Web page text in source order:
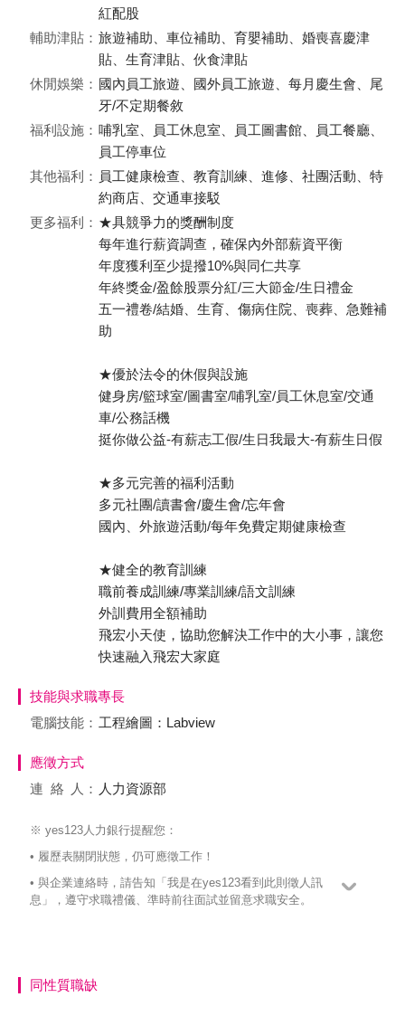
紅配股
輔助津貼： 旅遊補助、車位補助、育嬰補助、婚喪喜慶津
貼、生育津貼、伙食津貼
休閒娛樂： 國內員工旅遊、國外員工旅遊、每月慶生會、尾
牙/不定期餐敘
福利設施： 哺乳室、員工休息室、員工圖書館、員工餐廳、
員工停車位
其他福利： 員工健康檢查、教育訓練、進修、社團活動、特
約商店、交通車接駁
更多福利： ★具競爭力的獎酬制度
每年進行薪資調查，確保內外部薪資平衡
年度獲利至少提撥10%與同仁共享
年終獎金/盈餘股票分紅/三大節金/生日禮金
五一禮卷/結婚、生育、傷病住院、喪葬、急難補
助
★優於法令的休假與設施
健身房/籃球室/圖書室/哺乳室/員工休息室/交通
車/公務話機
挺你做公益-有薪志工假/生日我最大-有薪生日假
★多元完善的福利活動
多元社團/讀書會/慶生會/忘年會
國內、外旅遊活動/每年免費定期健康檢查
★健全的教育訓練
職前養成訓練/專業訓練/語文訓練
外訓費用全額補助
飛宏小天使，協助您解決工作中的大小事，讓您
快速融入飛宏大家庭
技能與求職專長
電腦技能： 工程繪圖：Labview
應徵方式
連絡
人： 人力資源部
※ yes123人力銀行提醒您：
• 履歷表關閉狀態，仍可應徵工作！
• 與企業連絡時，請告知「我是在yes123看到此則徵人訊
息」，遵守求職禮儀、準時前往面試並留意求職安全。
同性質職缺